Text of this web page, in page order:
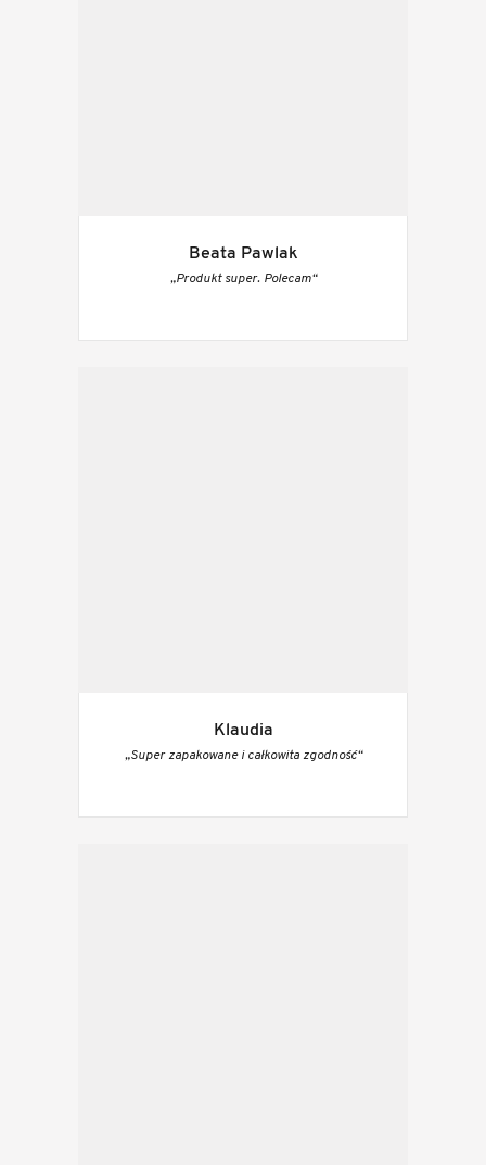
Beata Pawlak
„Produkt super. Polecam“
Klaudia
„Super zapakowane i całkowita zgodność“